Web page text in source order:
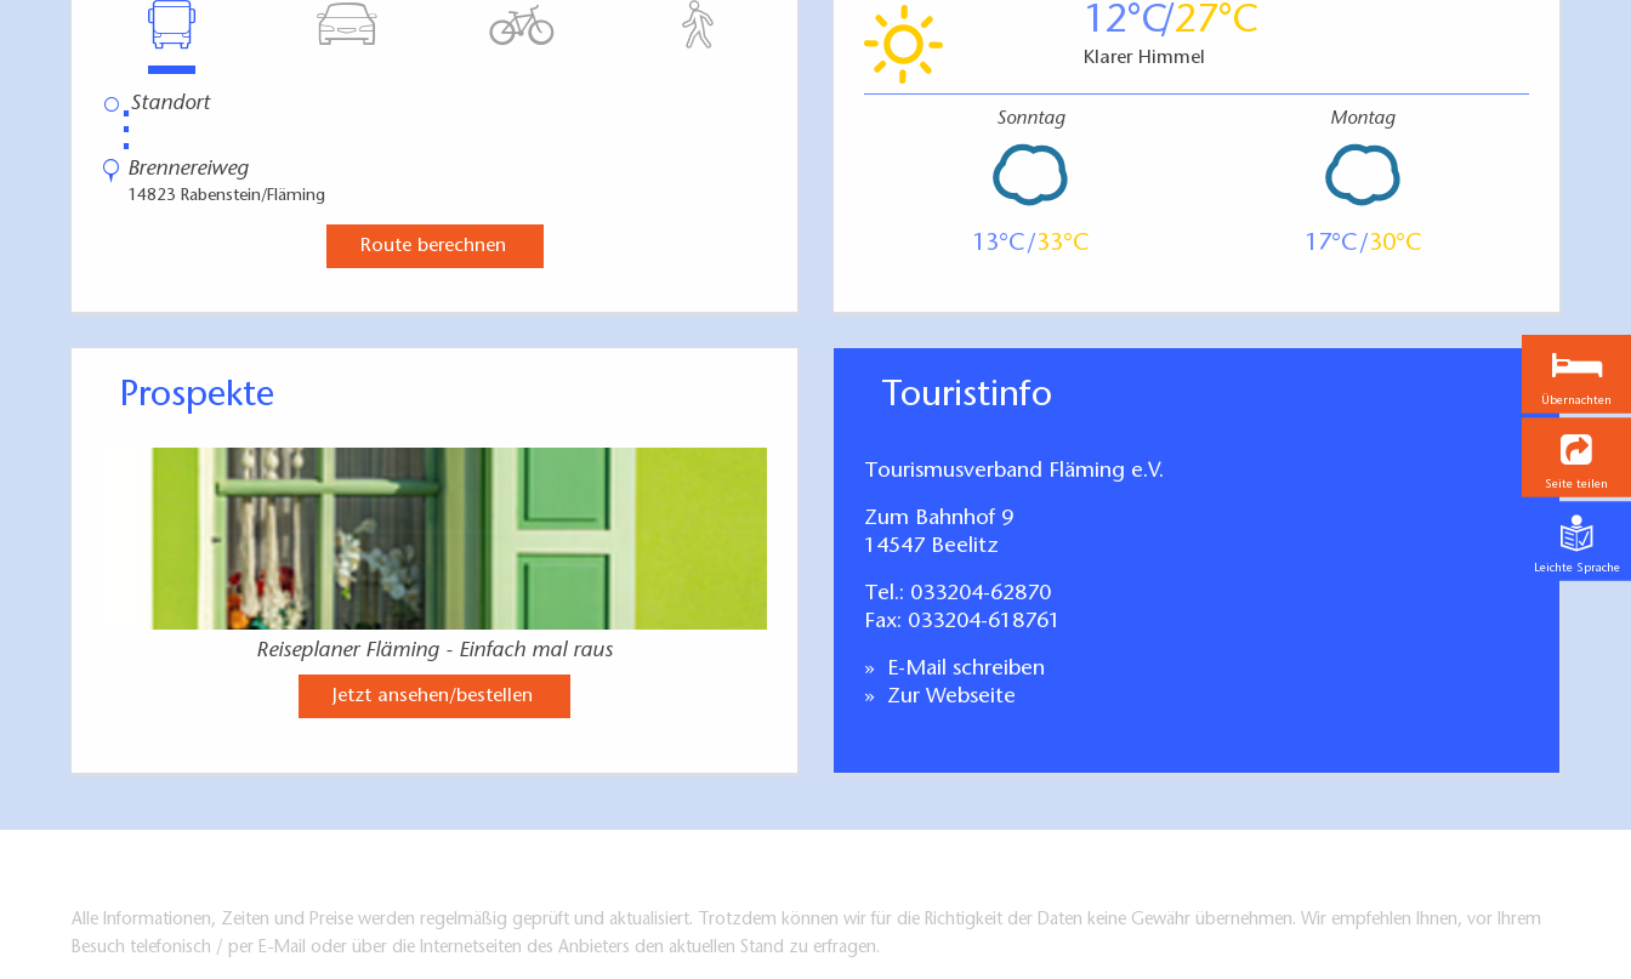
⋮
Brennereiweg
14823 Rabenstein/Fläming
Route berechnen
12 27
Klarer Himmel
Sonntag
13 33
Montag
17 30
Prospekte
Reiseplaner Fläming - Einfach mal raus
Jetzt ansehen/bestellen
Touristinfo
Tourismusverband Fläming e.V.
Zum Bahnhof 9
14547 Beelitz
Tel.: 033204-62870
Fax: 033204-618761
E-Mail schreiben
Zur Webseite
Alle Informationen, Zeiten und Preise werden regelmäßig geprüft und aktualisiert. Trotzdem können wir für die Richtigkeit der Daten keine Gewähr übernehmen. Wir empfehlen Ihnen, vor Ihrem
Besuch telefonisch / per E-Mail oder über die Internetseiten des Anbieters den aktuellen Stand zu erfragen.
Übernachten
Seite teilen
Leichte Sprache